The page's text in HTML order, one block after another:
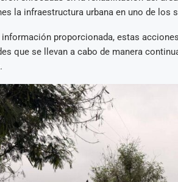
la infraestructura urbana en uno de
información proporcionada, estas
que se llevan a cabo de manera